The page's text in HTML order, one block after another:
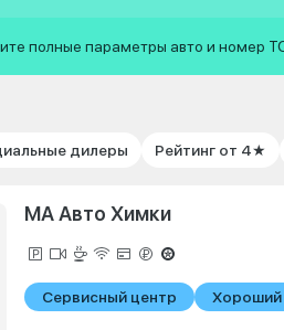
полные параметры авто и номер
дилеры Рейтинг от 4★
МА Авто Химки
Сервисный центр Хороший